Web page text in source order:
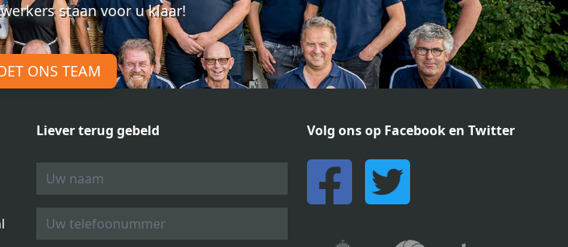
staan voor u klaar!
ONS TEAM
Liever terug gebeld Volg ons op Facebook en Twitter